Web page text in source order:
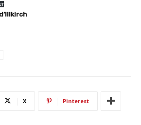
X Pinterest